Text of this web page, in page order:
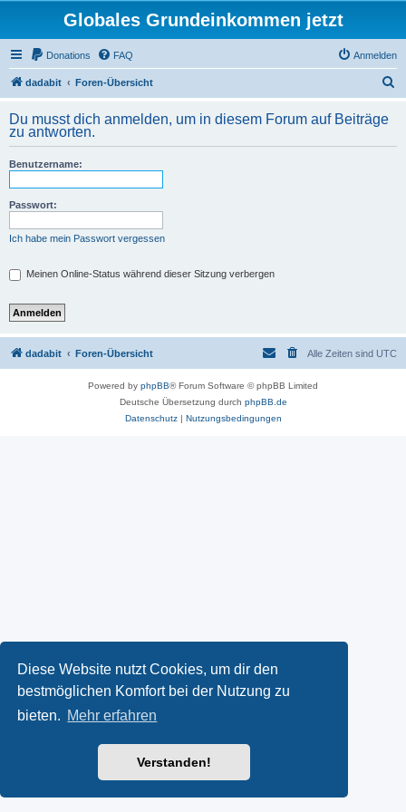
Diese Website nutzt Cookies, um dir den
bestmöglichen Komfort bei der Nutzung zu
bieten. Mehr erfahren
Verstanden!
Globales Grundeinkommen jetzt
Donations FAQ Anmelden
dadabit Foren-Übersicht
h
Du musst dich anmelden, um in diesem Forum auf Beiträge
zu antworten.
Benutzername:
Passwort:
Ich habe mein Passwort vergessen
Meinen Online-Status während dieser Sitzung verbergen
dadabit Foren-Übersicht Alle Zeiten sind UTC
Powered by phpBB® Forum Software © phpBB Limited
Deutsche Übersetzung durch phpBB.de
Datenschutz| Nutzungsbedingungen